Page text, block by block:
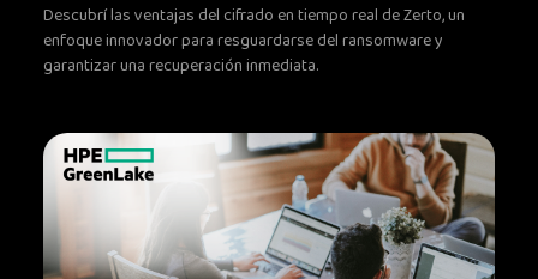
Descubrí las ventajas del cifrado en tiempo real de Zerto, un
enfoque innovador para resguardarse del ransomware y
garantizar una recuperación inmediata.